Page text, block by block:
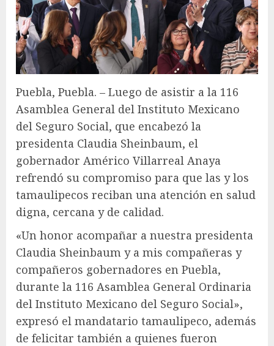
Puebla, Puebla. – Luego de asistir a la 116
Asamblea General del Instituto Mexicano
del Seguro Social, que encabezó la
presidenta Claudia Sheinbaum, el
gobernador Américo Villarreal Anaya
refrendó su compromiso para que las y los
tamaulipecos reciban una atención en salud
digna, cercana y de calidad.
«Un honor acompañar a nuestra presidenta
Claudia Sheinbaum y a mis compañeras y
compañeros gobernadores en Puebla,
durante la 116 Asamblea General Ordinaria
del Instituto Mexicano del Seguro Social»,
expresó el mandatario tamaulipeco, además
de felicitar también a quienes fueron